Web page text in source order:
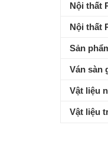
Nội thất
Nội thất
Sản
Ván sàn
Vật liệu
Vật liệu